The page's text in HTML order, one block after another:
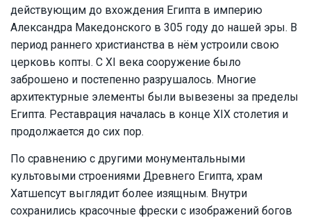
действующим до вхождения Египта в империю
Александра Македонского в 305 году до нашей эры. В
период раннего христианства в нём устроили свою
церковь копты. С XI века сооружение было
заброшено и постепенно разрушалось. Многие
архитектурные элементы были вывезены за пределы
Египта. Реставрация началась в конце XIX столетия и
продолжается до сих пор.
По сравнению с другими монументальными
культовыми строениями Древнего Египта, храм
Хатшепсут выглядит более изящным. Внутри
сохранились красочные фрески с изображений богов